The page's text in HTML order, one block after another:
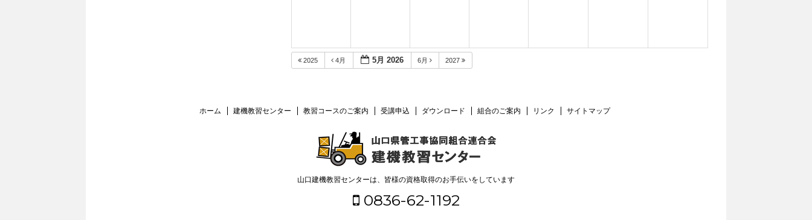
2025 4月 5月 2026 6月 2027
ホーム 建機教習センター 教習コースのご案内 受講申込 ダウンロード 組合のご案内 リンク サイトマップ
山口建機教習センターは、皆様の資格取得のお手伝いをしています
0836-62-1192